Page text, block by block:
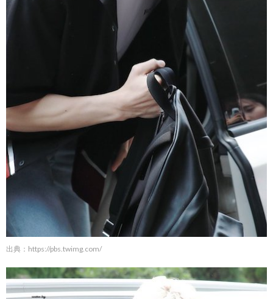
出典： https://pbs.twimg.com/